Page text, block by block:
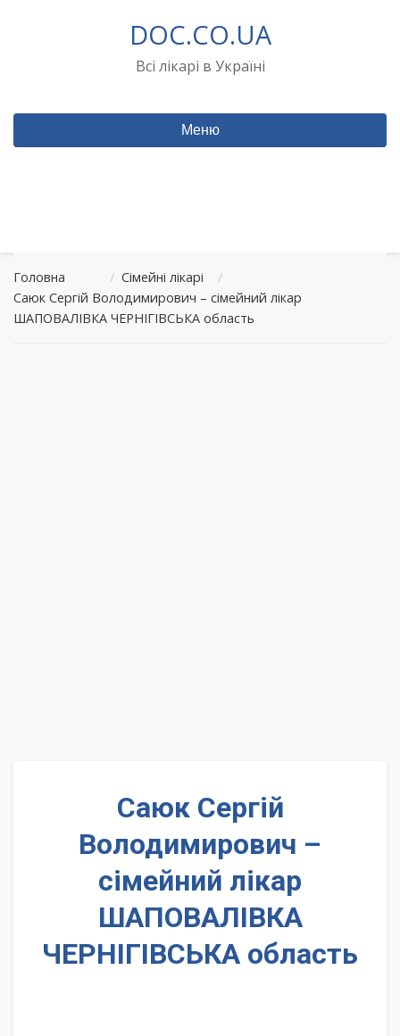
DOC.CO.UA
Всі лікарі в Україні
Меню
Головна / Сімейні лікарі
/
Саюк Сергій Володимирович – сімейний лікар
ШАПОВАЛІВКА ЧЕРНІГІВСЬКА область
Саюк Сергій
Володимирович –
сімейний лікар
ШАПОВАЛІВКА
ЧЕРНІГІВСЬКА область